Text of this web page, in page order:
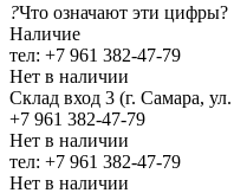
?Что означают эти цифры?
Наличие
тел: +7 961 382-47-79
Нет в наличии
Склад вход 3 (г. Самара,
+7 961 382-47-79
Нет в наличии
тел: +7 961 382-47-79
Нет в наличии